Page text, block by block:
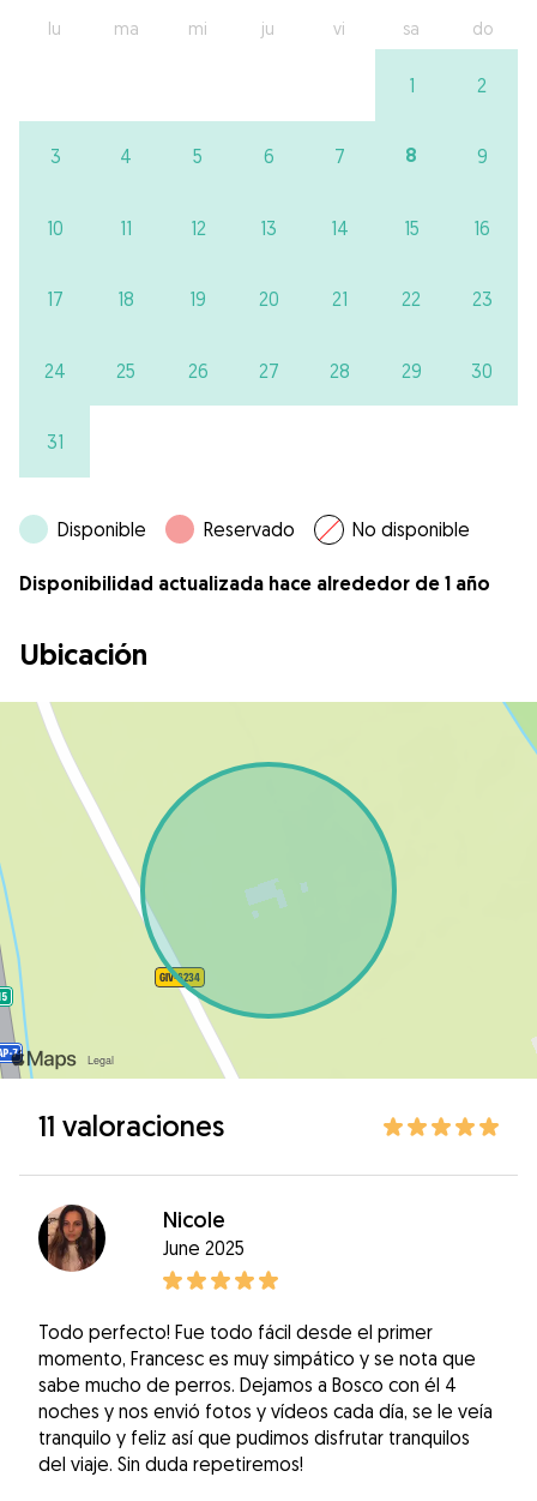
lu ma mi ju vi sa do
1 2
3 4 5 6 7 8 9
10 11 12 13 14 15 16
17 18 19 20 21 22 23
24 25 26 27 28 29 30
31
Disponible Reservado No disponible
Disponibilidad actualizada hace alrededor de 1 año
Ubicación
11 valoraciones
Nicole
June 2025
Todo perfecto! Fue todo fácil desde el primer
momento, Francesc es muy simpático y se nota que
sabe mucho de perros. Dejamos a Bosco con él 4
noches y nos envió fotos y vídeos cada día, se le veía
tranquilo y feliz así que pudimos disfrutar tranquilos
del viaje. Sin duda repetiremos!